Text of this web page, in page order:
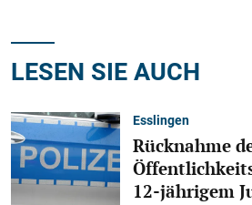
LESEN SIE AUCH
Esslingen
Rücknahme
12-jährigem